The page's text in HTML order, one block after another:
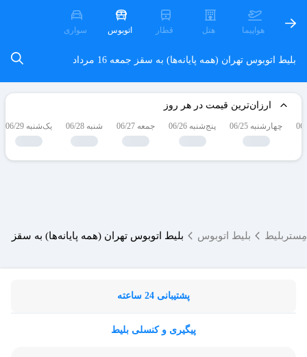
هواپیما هتل قطار اتوبوس سواری
بلیط اتوبوس تهران (همه پایانه‌ها) به سقز جمعه 16 مرداد
ارزان‌ترین قیمت در هر روز
چهارشنبه 06/25 پنج‌شنبه 06/26 جمعه 06/27 شنبه 06/28 یک‌شنبه 06/29
مِستربلیط بلیط اتوبوس بلیط اتوبوس تهران (همه پایانه‌ها) به سقز
پشتیبانی 24 ساعته
پیگیری و کنسلی بلیط